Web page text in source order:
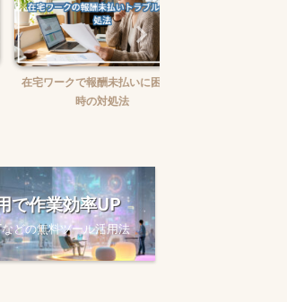
ワークで報酬未払いに困った
時の対処法
で作業効率UP
どの無料ツール活用法